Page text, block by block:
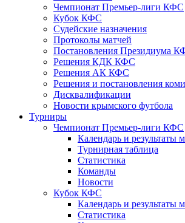
Чемпионат Премьер-лиги КФС
Кубок КФС
Судейские назначения
Протоколы матчей
Постановления Президиума
Решения КДК КФС
Решения АК КФС
Решения и постановления
Дисквалификации
Новости крымского футбола
Турниры
Чемпионат Премьер-лиги КФС
Календарь и результаты
Турнирная таблица
Статистика
Команды
Новости
Кубок КФС
Календарь и результаты
Статистика